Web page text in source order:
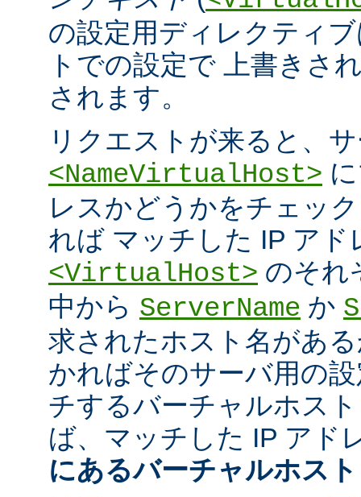
の設定用ディレクティ
トでの設定で 上書きさ
されます。
リクエストが来ると、
<NameVirtualHost>
レスかどうかをチェッ
れば マッチした IP アド
<VirtualHost> のそれ
中から ServerName か
求されたホスト名があ
かればそのサーバ用の
チするバーチャルホス
ば、マッチした IP アド
にあるバーチャルホスト